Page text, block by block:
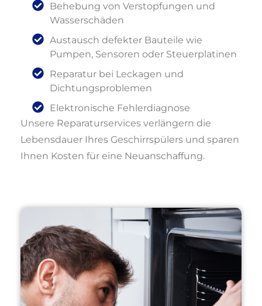
Behebung von Verstopfungen und
Wasserschäden
Austausch defekter Bauteile wie
Pumpen, Sensoren oder Steuerplatinen
Reparatur bei Leckagen und
Dichtungsproblemen
Elektronische Fehlerdiagnose
Unsere Reparaturservices verlängern die
Lebensdauer Ihres Geschirrspülers und sparen
Ihnen Kosten für eine Neuanschaffung.